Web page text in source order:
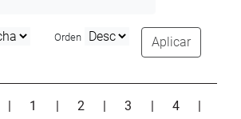
Orden Aplicar
| 1 | 2 |3 | 4
|